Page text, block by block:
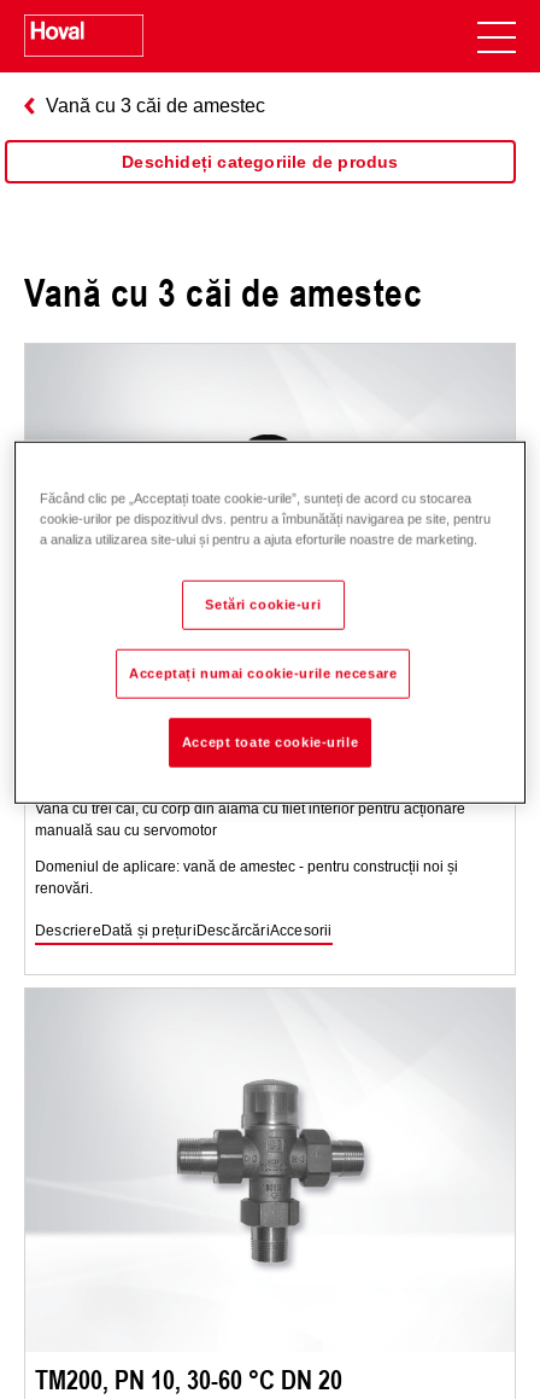
Vană cu 3 căi de amestec
Deschideți categoriile de produs
Vană cu 3 căi de amestec
Vană cu 3 căi de amestec B3G460, PN 10, 110
°C fără servomotor DN 15-50
Vană cu trei căi, cu corp din alamă cu filet interior pentru acționare
manuală sau cu servomotor
Domeniul de aplicare: vană de amestec - pentru construcții noi și
renovări.
Descriere Dată și prețuri DescărcăriAccesorii
TM200, PN 10, 30-60 °C DN 20
Făcând clic pe „Acceptați toate cookie-urile”, sunteți de acord cu stocarea
cookie-urilor pe dispozitivul dvs. pentru a îmbunătăți navigarea pe site, pentru
a analiza utilizarea site-ului și pentru a ajuta eforturile noastre de marketing.
Setări cookie-uri
Acceptați numai cookie-urile necesare
Accept toate cookie-urile